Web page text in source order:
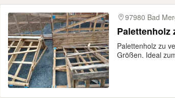
97980 Bad
Palettenholz
Palettenholz zu
Größen. Ideal